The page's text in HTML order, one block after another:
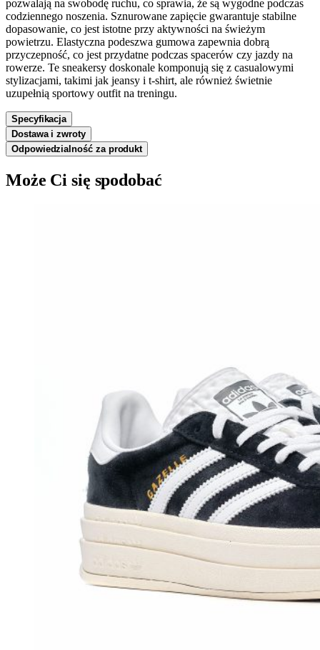
pozwalają na swobodę ruchu, co sprawia, że są wygodne podczas
codziennego noszenia. Sznurowane zapięcie gwarantuje stabilne
dopasowanie, co jest istotne przy aktywności na świeżym
powietrzu. Elastyczna podeszwa gumowa zapewnia dobrą
przyczepność, co jest przydatne podczas spacerów czy jazdy na
rowerze. Te sneakersy doskonale komponują się z casualowymi
stylizacjami, takimi jak jeansy i t-shirt, ale również świetnie
uzupełnią sportowy outfit na treningu.
Specyfikacja
Dostawa i zwroty
Odpowiedzialność za produkt
Może Ci się spodobać